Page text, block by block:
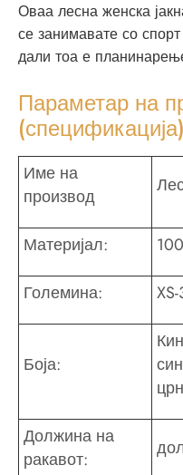
Оваа лесна женска
се занимавате со
дали тоа е
Параметар на
(спецификација)
Име на
производ
Материјал:
Големина:
Боја:
Должина на
ракавот: